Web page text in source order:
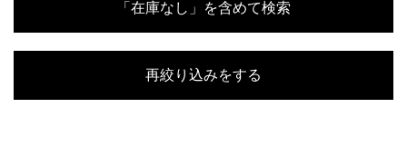
「在庫なし」を含めて検索
再絞り込みをする